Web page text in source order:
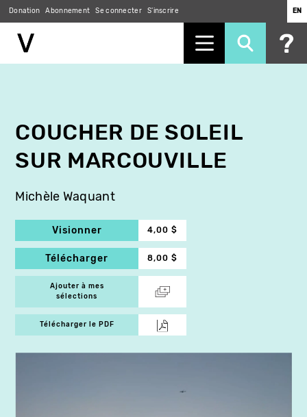
Donation Abonnement Se connecter S'inscrire EN
COUCHER DE SOLEIL
SUR MARCOUVILLE
Michèle Waquant
Visionner 4,00 $
Télécharger 8,00 $
Ajouter à mes
sélections
Télécharger le PDF